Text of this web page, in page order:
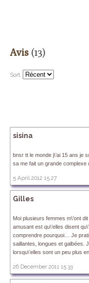
Avis (13)
Sort
sisina
bnsr tt le monde j\’ai 15 ans je
sa me fait un grande
5 April 2012 15.27
Gilles
Moi plusieurs femmes m\’ont
amusant est qu\’elles disent
comprendre pourquoi… Je
saillantes, longues et galbées.
lorsqu\’elles sont un peu plus
26 December 2011 15.33